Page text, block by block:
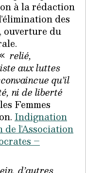
à la rédaction
des
ouverture du
relié,
aux luttes
qu’il
ni de liberté
Femmes
Indignation
l’Association
–